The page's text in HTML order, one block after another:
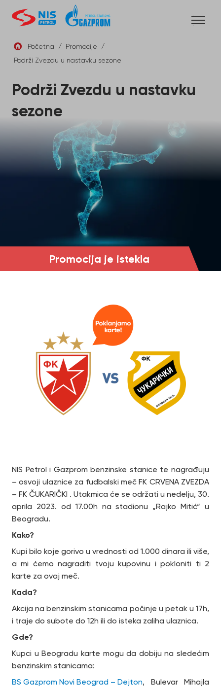
content
Promocija je istekla
Početna / Promocije
/
Podrži Zvezdu u nastavku sezone
Podrži Zvezdu u nastavku
sezone
NIS Petrol i Gazprom benzinske stanice te nagrađuju
– osvoji ulaznice za fudbalski meč FK CRVENA ZVEZDA
– FK ČUKARIČKI . Utakmica će se održati u nedelju, 30.
aprila 2023. od 17.00h na stadionu „Rajko Mitić“ u
Beogradu.
Kako?
Kupi bilo koje gorivo u vrednosti od 1.000 dinara ili više,
a mi ćemo nagraditi tvoju kupovinu i pokloniti ti 2
karte za ovaj meč.
Kada?
Akcija na benzinskim stanicama počinje u petak u 17h,
i traje do subote do 12h ili do isteka zaliha ulaznica.
Gde?
Kupci u Beogradu karte mogu da dobiju na sledećim
benzinskim stanicama:
BS Gazprom Novi Beograd – Dejton, Bulevar Mihajla